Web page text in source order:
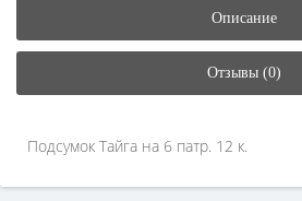
Описание
Отзывы (0)
Подсумок Тайга на 6 патр. 12 к.